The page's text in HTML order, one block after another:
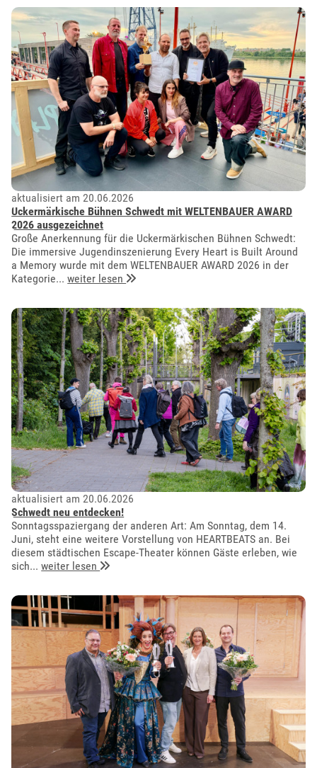
aktualisiert am 20.06.2026
Uckermärkische Bühnen Schwedt mit WELTENBAUER AWARD
2026 ausgezeichnet
Große Anerkennung für die Uckermärkischen Bühnen Schwedt:
Die immersive Jugendinszenierung Every Heart is Built Around
a Memory wurde mit dem WELTENBAUER AWARD 2026 in der
Kategorie...weiter lesen
aktualisiert am 20.06.2026
Schwedt neu entdecken!
Sonntagsspaziergang der anderen Art: Am Sonntag, dem 14.
Juni, steht eine weitere Vorstellung von HEARTBEATS an. Bei
diesem städtischen Escape-Theater können Gäste erleben, wie
sich...weiter lesen